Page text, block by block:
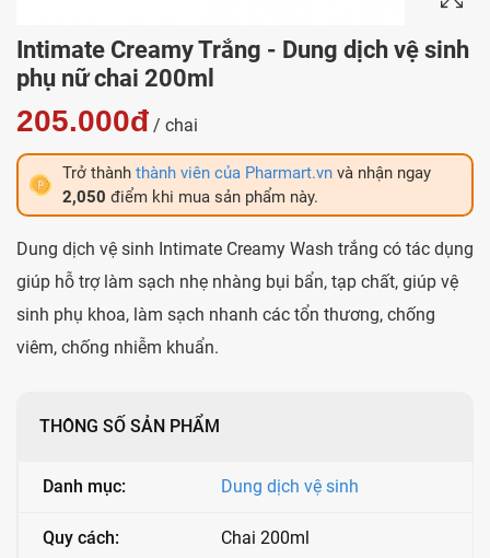
Intimate Creamy Trắng - Dung dịch vệ sinh
phụ nữ chai 200ml
205.000đ / chai
Trở thành thành viên của Pharmart.vn và nhận ngay
2,050 điểm khi mua sản phẩm này.
Dung dịch vệ sinh Intimate Creamy Wash trắng có tác dụng
giúp hỗ trợ làm sạch nhẹ nhàng bụi bẩn, tạp chất, giúp vệ
sinh phụ khoa, làm sạch nhanh các tổn thương, chống
viêm, chống nhiễm khuẩn.
THÔNG SỐ SẢN PHẨM
Danh mục: Dung dịch vệ sinh
Quy cách: Chai 200ml